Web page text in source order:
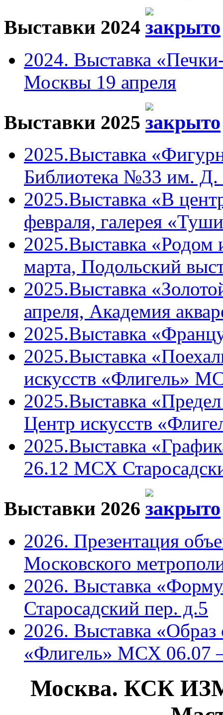
Выставки 2024
2024. Выставка
Москвы 19 апреля
Выставки 2025
2025.Выставка
Библиотека №33 им.
2025.Выставка «В
февраля, галерея
2025.Выставка
марта, Подольский
2025.Выставка
апреля, Академия
2025.Выставка
2025.Выставка
искусств «Флигель»
2025.Выставка
Центр искусств
2025.Выставка
26.12 МСХ
Выставки 2026
2026. Презентация
Московского
2026. Выставка
Старосадский пер. д.5
2026. Выставка «Образ
«Флигель» МСХ 06.07
Москва. КСК